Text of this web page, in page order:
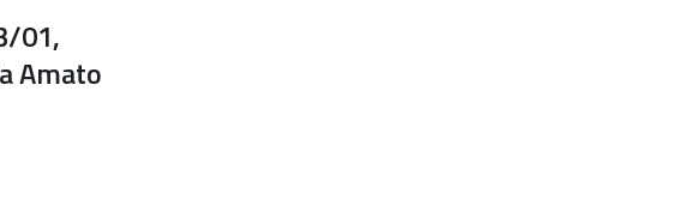
01,
Amato